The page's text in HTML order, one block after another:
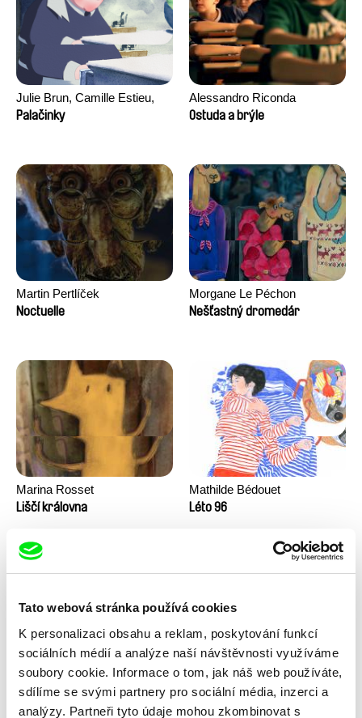
Tato webová stránka používá cookies
K personalizaci obsahu a reklam, poskytování funkcí
sociálních médií a analýze naší návštěvnosti využíváme
soubory cookie. Informace o tom, jak náš web používáte,
sdílíme se svými partnery pro sociální média, inzerci a
analýzy. Partneři tyto údaje mohou zkombinovat s
Julie Brun, Camille Estieu,
Jiamin Peng
Palačinky
Alessandro Riconda
Ostuda a brýle
Martin Pertlíček
Noctuelle
Morgane Le Péchon
Nešťastný dromedár
Marina Rosset
Liščí královna
Mathilde Bédouet
Léto 96
Junior Chats: Rozhovory s
návštěvníky festivalu
Junior Chats: Rozhovor se
Zuzanou Piussi